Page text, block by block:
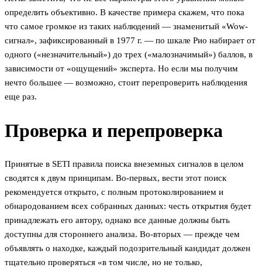
определить объективно. В качестве примера скажем, что пока
что самое громкое из таких наблюдений — знаменитый «Wow-
сигнал», зафиксированный в 1977 г. — по шкале Рио набирает от
одного («незначительный») до трех («малозначимый») баллов, в
зависимости от «ощущений» эксперта. Но если мы получим
нечто большее — возможно, стоит перепроверить наблюдения
еще раз.
Проверка и перепроверка
Принятые в SETI правила поиска внеземных сигналов в целом
сводятся к двум принципам. Во-первых, вести этот поиск
рекомендуется открыто, с полным протоколированием и
обнародованием всех собранных данных: честь открытия будет
принадлежать его автору, однако все данные должны быть
доступны для стороннего анализа. Во-вторых — прежде чем
объявлять о находке, каждый подозрительный кандидат должен
тщательно проверяться «в том числе, но не только,